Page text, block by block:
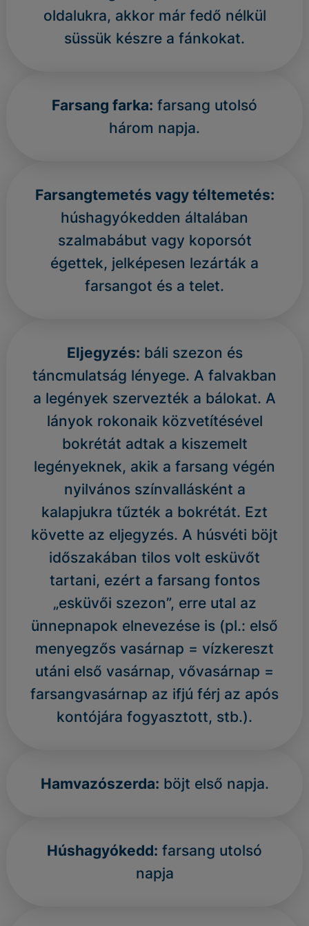
oldalukra, akkor már fedő nélkül
süssük készre a fánkokat.
Farsang farka: farsang utolsó
három napja.
Farsangtemetés vagy téltemetés:
húshagyókedden általában
szalmabábut vagy koporsót
égettek, jelképesen lezárták a
farsangot és a telet.
Eljegyzés: báli szezon és
táncmulatság lényege. A falvakban
a legények szervezték a bálokat. A
lányok rokonaik közvetítésével
bokrétát adtak a kiszemelt
legényeknek, akik a farsang végén
nyilvános színvallásként a
kalapjukra tűzték a bokrétát. Ezt
követte az eljegyzés. A húsvéti böjt
időszakában tilos volt esküvőt
tartani, ezért a farsang fontos
„esküvői szezon”, erre utal az
ünnepnapok elnevezése is (pl.: első
menyegzős vasárnap = vízkereszt
utáni első vasárnap, vővasárnap =
farsangvasárnap az ifjú férj az após
kontójára fogyasztott, stb.).
Hamvazószerda: böjt első napja.
Húshagyókedd: farsang utolsó
napja